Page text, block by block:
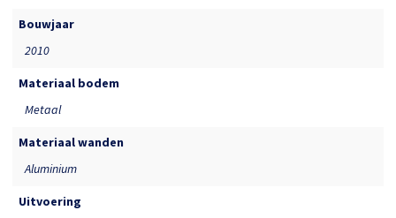
Bouwjaar
2010
Materiaal bodem
Metaal
Materiaal wanden
Aluminium
Uitvoering